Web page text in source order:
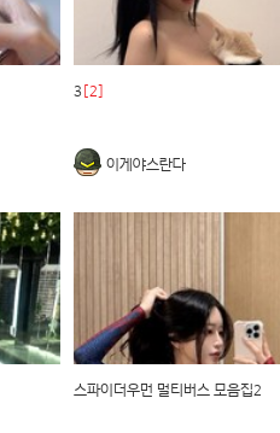
3 [2]
이게야스란다
스파이더우먼 멀티버스 모음집2